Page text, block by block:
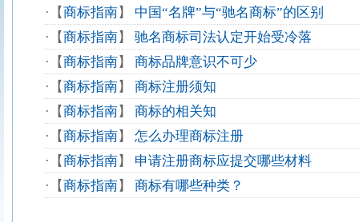
· 【商标指南】 中国“名牌”与“驰名商标”的区别
· 【商标指南】 驰名商标司法认定开始受冷落
· 【商标指南】 商标品牌意识不可少
· 【商标指南】 商标注册须知
· 【商标指南】 商标的相关知
· 【商标指南】 怎么办理商标注册
· 【商标指南】 申请注册商标应提交哪些材料
· 【商标指南】 商标有哪些种类？